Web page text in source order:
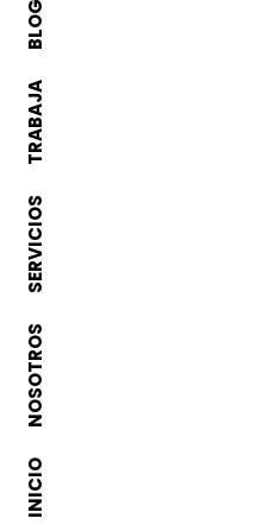
INICIO
NOSOTROS
SERVICIOS
TRABAJA
BLOG